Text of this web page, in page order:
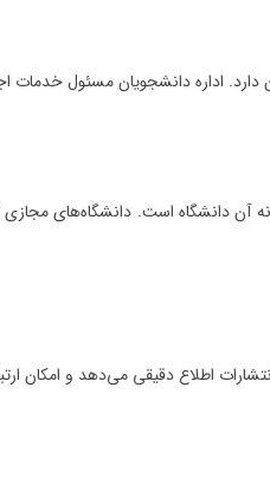
اداره دانشجویان مسئول خدمات
است. دانشگاه‌های مجازی
اطلاع دقیقی می‌دهد و امکان